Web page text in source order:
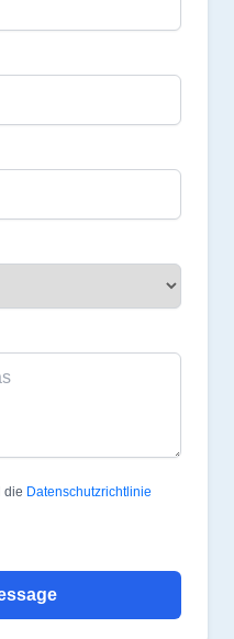
die Datenschutzrichtlinie